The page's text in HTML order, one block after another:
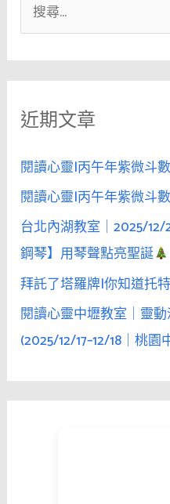
尋
關
字
近期文章
閱讀心靈|丙午年紫微斗
閱讀心靈|丙午年紫微斗
台北內湖教室｜2025/
鋼琴】用琴聲點亮聖誕
拜託了塔羅牌|你知道托
閱讀心靈中壢教室｜靈
(2025/12/17–12/18｜桃園